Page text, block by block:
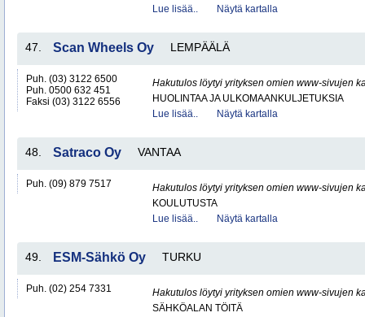
Lue lisää..
Näytä kartalla
47. Scan Wheels Oy LEMPÄÄLÄ
Puh. (03) 3122 6500
Puh. 0500 632 451
Faksi (03) 3122 6556
Hakutulos löytyi yrityksen omien www-sivujen
HUOLINTAA JA ULKOMAANKULJETUKSIA
Lue lisää..
Näytä kartalla
48. Satraco Oy VANTAA
Puh. (09) 879 7517
Hakutulos löytyi yrityksen omien www-sivujen
KOULUTUSTA
Lue lisää..
Näytä kartalla
49. ESM-Sähkö Oy TURKU
Puh. (02) 254 7331
Hakutulos löytyi yrityksen omien www-sivujen
SÄHKÖALAN TÖITÄ